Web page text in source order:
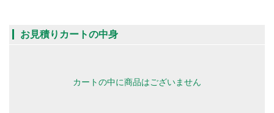
お見積りカートの中身
カートの中に商品はございません